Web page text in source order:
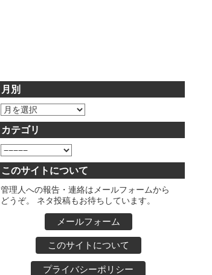
月別
カテゴリ
このサイトについて
管理人への報告・連絡はメールフォームから
どうぞ。 ネタ投稿もお待ちしています。
メールフォーム
このサイトについて
プライバシーポリシー